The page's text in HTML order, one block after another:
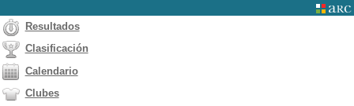
Resultados
Clasificación
Calendario
Clubes